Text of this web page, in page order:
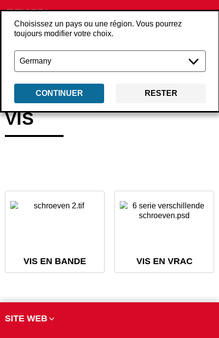
Choisissez un pays ou une région. Vous pourrez
toujours modifier votre choix.
CONTINUER RESTER
Retour Produits Consommables
VIS
VIS EN BANDE VIS EN VRAC
SITE WEB